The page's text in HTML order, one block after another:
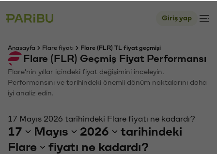
Giriş yap
Anasayfa Flare fiyatı Flare (FLR) TL fiyat geçmişi
Flare (FLR) Geçmiş Fiyat Performansı
Flare'nin yıllar içindeki fiyat değişimini inceleyin.
Performansını ve tarihindeki önemli dönüm noktalarını daha
iyi analiz edin.
17 Mayıs 2026 tarihindeki Flare fiyatı ne kadardı?
17 Mayıs 2026
tarihindeki
Flare
fiyatı ne kadardı?